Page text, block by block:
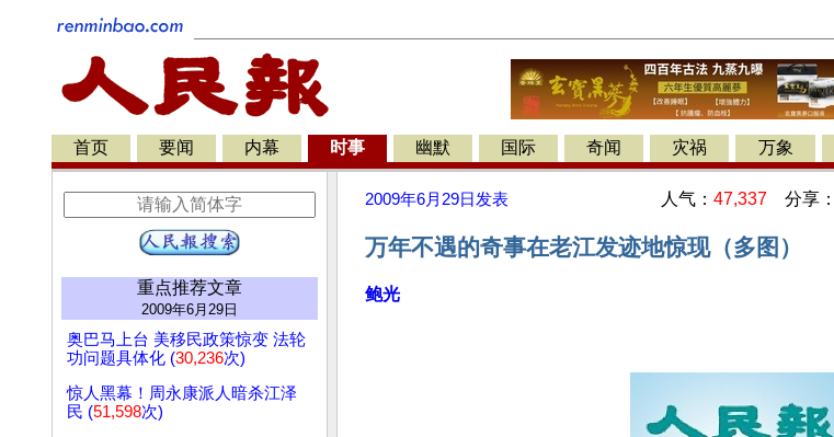
首页 要闻 内幕 时事 幽默 国际 奇闻 灾祸 万象
重点推荐文章
2009年6月29日
奥巴马上台 美移民政策惊变 法轮
功问题具体化 (30,236次)
惊人黑幕！周永康派人暗杀江泽
民 (51,598次)
2009年6月29日 发表 人气： 47,337 分享：
万年不遇的奇事在老江发迹地惊现（多图）
鲍光